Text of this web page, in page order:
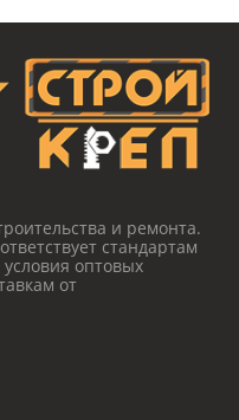
и ремонта.
стандартам
оптовых
от